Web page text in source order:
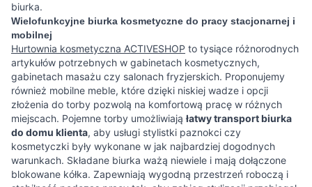
biurka.
Wielofunkcyjne biurka kosmetyczne do pracy stacjonarnej i
mobilnej
Hurtownia kosmetyczna ACTIVESHOP to tysiące różnorodnych
artykułów potrzebnych w gabinetach kosmetycznych,
gabinetach masażu czy salonach fryzjerskich. Proponujemy
również mobilne meble, które dzięki niskiej wadze i opcji
złożenia do torby pozwolą na komfortową pracę w różnych
miejscach. Pojemne torby umożliwiają łatwy transport biurka
do domu klienta, aby usługi stylistki paznokci czy
kosmetyczki były wykonane w jak najbardziej dogodnych
warunkach. Składane biurka ważą niewiele i mają dołączone
blokowane kółka. Zapewniają wygodną przestrzeń roboczą i